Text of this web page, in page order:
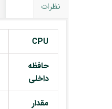
نظرات
CPU
حافظه
داخلی
مقدار